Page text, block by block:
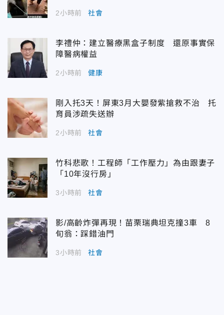
2小時前 社會
李禮仲：建立醫療黑盒子制度 還原事實保
障醫病權益
2小時前 健康
剛入托3天！屏東3月大嬰發紫搶救不治 托
育員涉疏失送辦
2小時前 社會
竹科悲歌！工程師「工作壓力」為由跟妻子
「10年沒行房」
3小時前 社會
影/高齡炸彈再現！苗栗瑞典坦克撞3車 8
旬翁：踩錯油門
3小時前 社會